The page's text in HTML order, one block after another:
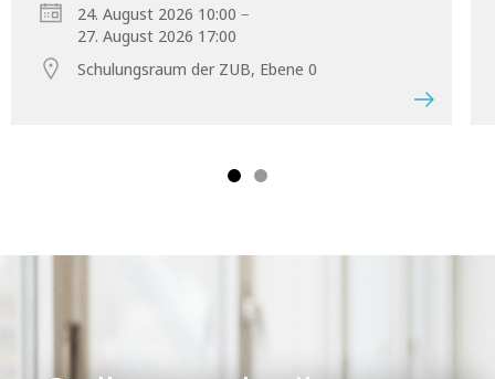
24. August 2026 10:00 –
27. August 2026 17:00
Schulungsraum der ZUB, Ebene 0